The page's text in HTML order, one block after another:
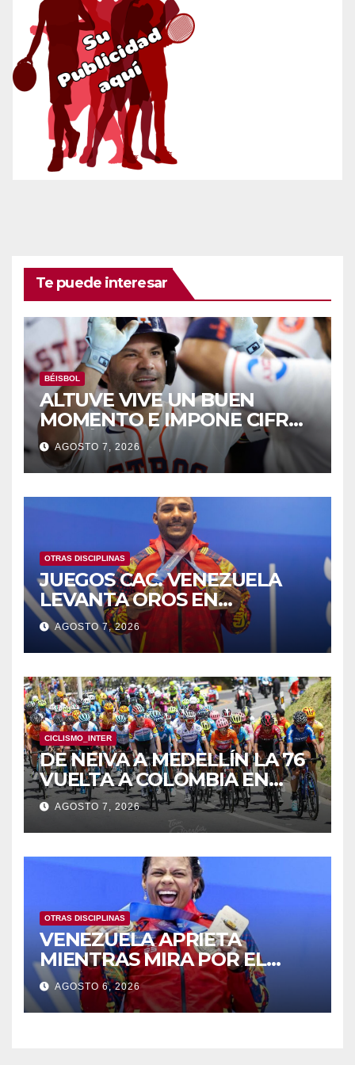
Te puede interesar
BÉISBOL
ALTUVE VIVE UN BUEN
MOMENTO E IMPONE CIFRAS
HISTÓRICAS
AGOSTO 7, 2026
OTRAS DISCIPLINAS
JUEGOS CAC. VENEZUELA
LEVANTA OROS EN
HALTEROFILIA Y TIRO
AGOSTO 7, 2026
CICLISMO_INTER
DE NEIVA A MEDELLÍN LA 76
VUELTA A COLOMBIA EN
BICICLETA
AGOSTO 7, 2026
OTRAS DISCIPLINAS
VENEZUELA APRIETA
MIENTRAS MIRA POR EL
RETROVISOR
AGOSTO 6, 2026